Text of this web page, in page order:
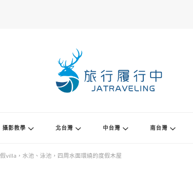
攝影教學 北台灣 中台灣 南台灣
villa，水池、泳池，四周水面環繞的度假木屋